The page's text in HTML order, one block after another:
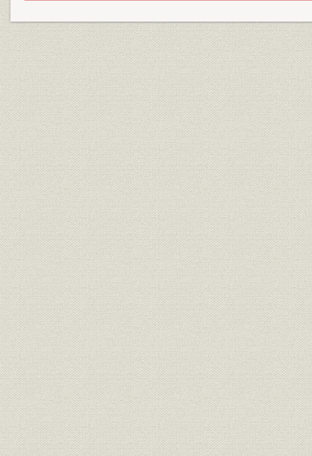
三、 気田、中部両工場の改革と災害填補基金の設置
四、 海外顧問ワズウオース
五、 大泊工場の建設と合併
六、 増配増資を決行して株主に報ゆ
第二章 大王子への発足と満州進出
一、 豊原工場の建設
二、 帝国製紙買収と関西進出
三、 抄紙部十條分工場の払下げ
四、 王子製紙の満州進出
五、 大倉組の満州進出と王子製紙
六、 大正九年の恐慌と関東大震災
七、 気田山林と北海道御料林との交換
第六篇 社礎確立前後時代後期(自昭和元年至昭和十二年)
総説
一、 王子の社業発展と資力の充実
二、 海外技術の導入と工場分権制の実施